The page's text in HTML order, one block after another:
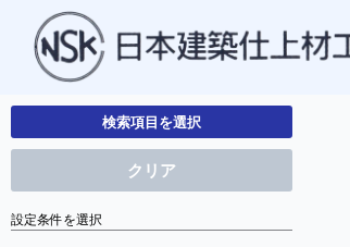
検索項目を選択
クリア
設定条件を選択